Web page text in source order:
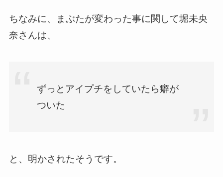
ちなみに、まぶたが変わった事に関して堀未央
奈さんは、
ずっとアイプチをしていたら癖が
ついた
と、明かされたそうです。